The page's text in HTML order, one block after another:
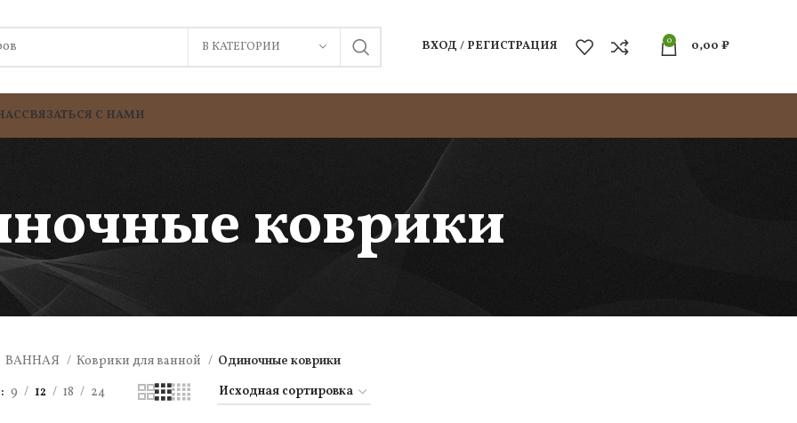
В КАТЕГОРИИ ВХОД / РЕГИСТРАЦИЯ 0 0,00 ₽
СВЯЗАТЬСЯ С НАМИ
коврики
ВАННАЯ Коврики для ванной
Одиночные коврики
9 12 18 24